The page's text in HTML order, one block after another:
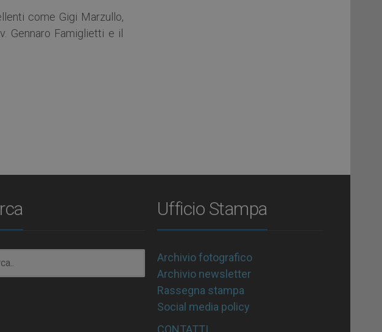
come Gigi Marzullo,
Gennaro Famiglietti e il
Ufficio Stampa
Archivio fotografico
Archivio newsletter
Rassegna stampa
Social media policy
CONTATTI